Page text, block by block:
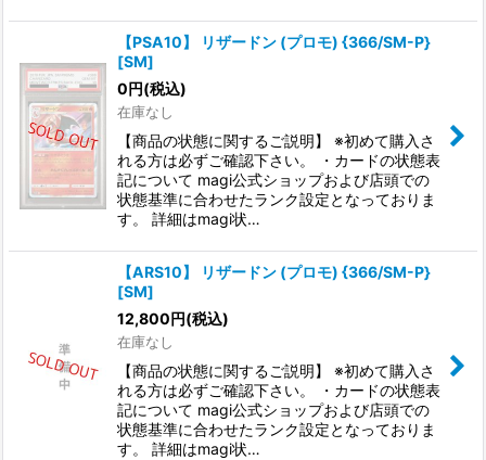
【PSA10】 リザードン (プロモ) {366/SM-P}
[SM]
0円(税込)
在庫なし
【商品の状態に関するご説明】 ※初めて購入さ
れる方は必ずご確認下さい。 ・カードの状態表
記について magi公式ショップおよび店頭での
状態基準に合わせたランク設定となっておりま
す。 詳細はmagi状…
【ARS10】 リザードン (プロモ) {366/SM-P}
[SM]
12,800円(税込)
在庫なし
【商品の状態に関するご説明】 ※初めて購入さ
れる方は必ずご確認下さい。 ・カードの状態表
記について magi公式ショップおよび店頭での
状態基準に合わせたランク設定となっておりま
す。 詳細はmagi状…